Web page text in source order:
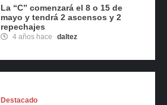
La “C” comenzará el 8 o 15 de
mayo y tendrá 2 ascensos y 2
repechajes
4 años hace daltez
Destacado